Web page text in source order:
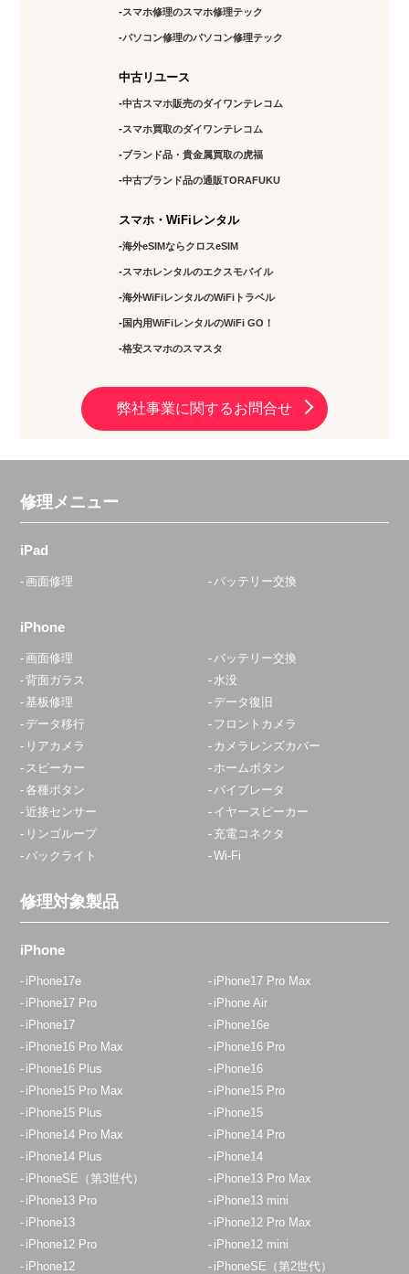
スマホ修理のスマホ修理テック
パソコン修理のパソコン修理テック
中古リユース
中古スマホ販売のダイワンテレコム
スマホ買取のダイワンテレコム
ブランド品・貴金属買取の虎福
中古ブランド品の通販TORAFUKU
スマホ・WiFiレンタル
海外eSIMならクロスeSIM
スマホレンタルのエクスモバイル
海外WiFiレンタルのWiFiトラベル
国内用WiFiレンタルのWiFi GO！
格安スマホのスマスタ
弊社事業に関するお問合せ
修理メニュー
iPad
画面修理 バッテリー交換
iPhone
画面修理
バッテリー交換
背面ガラス
水没
基板修理
データ復旧
データ移行
フロントカメラ
リアカメラ
カメラレンズカバー
スピーカー
ホームボタン
各種ボタン
バイブレータ
近接センサー
イヤースピーカー
リンゴループ
充電コネクタ
バックライト
Wi-Fi
修理対象製品
iPhone
iPhone17e
iPhone17 Pro Max
iPhone17 Pro
iPhone Air
iPhone17
iPhone16e
iPhone16 Pro Max
iPhone16 Pro
iPhone16 Plus
iPhone16
iPhone15 Pro Max
iPhone15 Pro
iPhone15 Plus
iPhone15
iPhone14 Pro Max
iPhone14 Pro
iPhone14 Plus
iPhone14
iPhoneSE（第3世代）
iPhone13 Pro Max
iPhone13 Pro
iPhone13 mini
iPhone13
iPhone12 Pro Max
iPhone12 Pro
iPhone12 mini
iPhone12
iPhoneSE（第2世代）